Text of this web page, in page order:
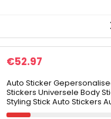
€52.97
Auto Sticker
Stickers Universele Body
Styling Stick Auto Stickers